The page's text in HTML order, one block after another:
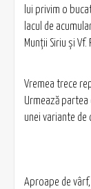
lui privim o
lacul de
Munţii Siriu şi
Vremea trece
Urmează partea
unei variante de
Aproape de